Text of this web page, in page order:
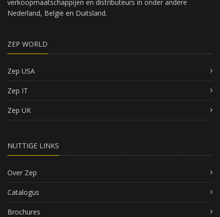
verkoopmaatschappijen en distributeurs in onder andere
Nederland, België en Duitsland.
ZEP WORLD
Zep USA
Zep IT
Zep UK
NUTTIGE LINKS
Over Zep
Catalogus
Brochures